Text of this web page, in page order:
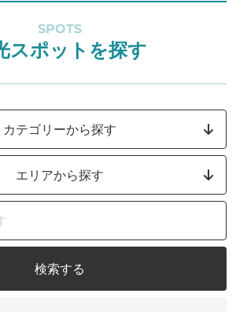
SPOTS
スポットを探す
カテゴリーから探す
エリアから探す
検索する